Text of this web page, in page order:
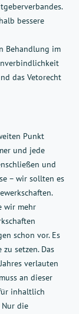
bessere
Behandlung im
das Vetorecht
Punkt
und jede
und
– wir sollten es
wir mehr
schon vor. Es
setzen. Das
verlauten
an dieser
inhaltlich
die